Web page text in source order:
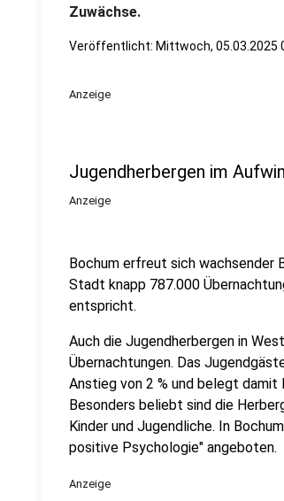
Zuwächse.
Veröffentlicht: Mittwoch, 05.03.2025
Anzeige
Jugendherbergen im
Anzeige
Bochum erfreut sich wachsender
Stadt knapp 787.000
entspricht.
Auch die Jugendherbergen in
Übernachtungen. Das
Anstieg von 2 % und belegt damit
Besonders beliebt sind die
Kinder und Jugendliche. In
positive Psychologie" angeboten.
Anzeige